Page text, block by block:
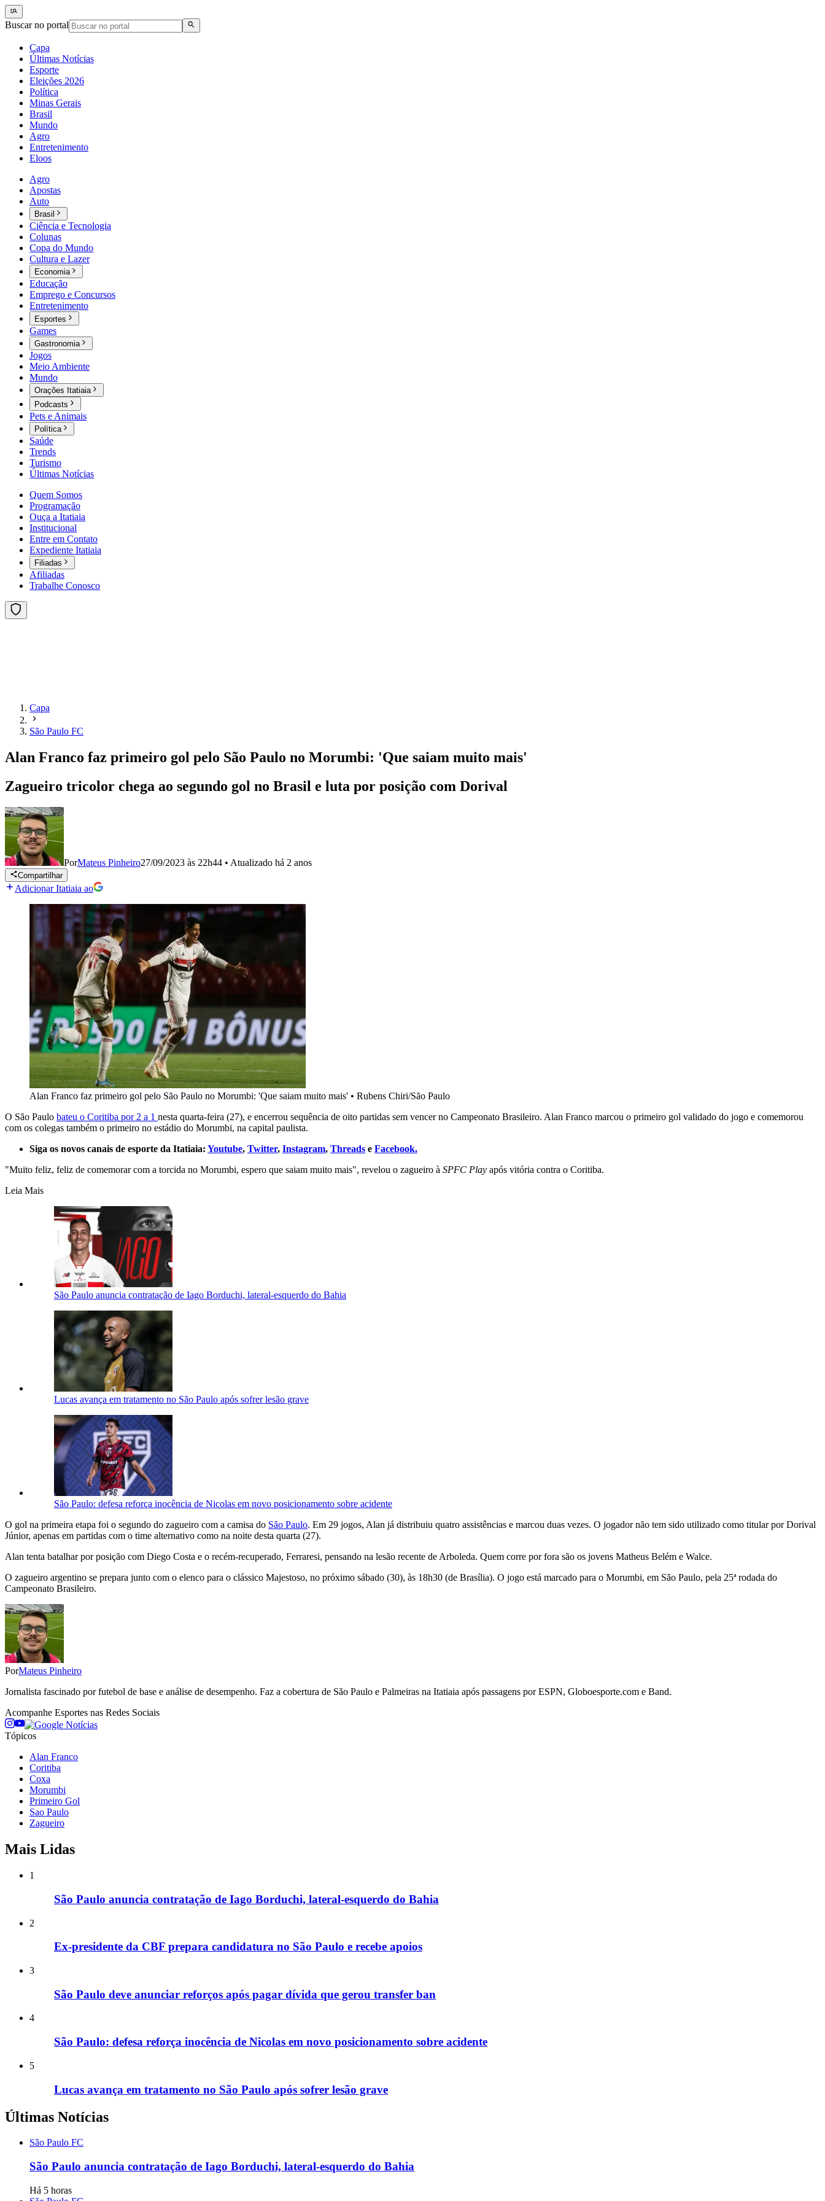
Buscar no portal
Capa
Últimas Notícias
Esporte
Eleições 2026
Política
Minas Gerais
Brasil
Mundo
Agro
Entretenimento
Eloos
Agro
Apostas
Auto
Brasil
Ciência e Tecnologia
Colunas
Copa do Mundo
Cultura e Lazer
Economia
Educação
Emprego e Concursos
Entretenimento
Esportes
Games
Gastronomia
Jogos
Meio Ambiente
Mundo
Orações Itatiaia
Podcasts
Pets e Animais
Política
Saúde
Trends
Turismo
Últimas Notícias
Quem Somos
Programação
Ouça a Itatiaia
Institucional
Entre em Contato
Expediente Itatiaia
Filiadas
Afiliadas
Trabalhe Conosco
Capa
São Paulo FC
Alan Franco faz primeiro gol pelo São Paulo no Morumbi: 'Que saiam muito mais'
Zagueiro tricolor chega ao segundo gol no Brasil e luta por posição com Dorival
PorMateus Pinheiro27/09/2023 às 22h44 • Atualizado há 2 anos
Compartilhar
Adicionar Itatiaia ao
Alan Franco faz primeiro gol pelo São Paulo no Morumbi: 'Que saiam muito mais' • Rubens Chiri/São Paulo
O São Paulo bateu o Coritiba por 2 a 1 nesta quarta-feira (27), e encerrou sequência de oito partidas sem vencer no Campeonato Brasileiro. Alan Franco marcou o primeiro gol validado do jogo e comemorou
com os colegas também o primeiro no estádio do Morumbi, na capital paulista.
Siga os novos canais de esporte da Itatiaia: Youtube, Twitter, Instagram, Threads e Facebook.
"Muito feliz, feliz de comemorar com a torcida no Morumbi, espero que saiam muito mais", revelou o zagueiro à SPFC Play após vitória contra o Coritiba.
Leia Mais
São Paulo anuncia contratação de Iago Borduchi, lateral-esquerdo do Bahia
Lucas avança em tratamento no São Paulo após sofrer lesão grave
São Paulo: defesa reforça inocência de Nicolas em novo posicionamento sobre acidente
O gol na primeira etapa foi o segundo do zagueiro com a camisa do São Paulo. Em 29 jogos, Alan já distribuiu quatro assistências e marcou duas vezes. O jogador não tem sido utilizado como titular por Dorival
Júnior, apenas em partidas com o time alternativo como na noite desta quarta (27).
Alan tenta batalhar por posição com Diego Costa e o recém-recuperado, Ferraresi, pensando na lesão recente de Arboleda. Quem corre por fora são os jovens Matheus Belém e Walce.
O zagueiro argentino se prepara junto com o elenco para o clássico Majestoso, no próximo sábado (30), às 18h30 (de Brasília). O jogo está marcado para o Morumbi, em São Paulo, pela 25ª rodada do
Campeonato Brasileiro.
PorMateus Pinheiro
Jornalista fascinado por futebol de base e análise de desempenho. Faz a cobertura de São Paulo e Palmeiras na Itatiaia após passagens por ESPN, Globoesporte.com e Band.
Acompanhe Esportes nas Redes Sociais
Tópicos
Alan Franco
Coritiba
Coxa
Morumbi
Primeiro Gol
Sao Paulo
Zagueiro
Mais Lidas
1
São Paulo anuncia contratação de Iago Borduchi, lateral-esquerdo do Bahia
2
Ex-presidente da CBF prepara candidatura no São Paulo e recebe apoios
3
São Paulo deve anunciar reforços após pagar dívida que gerou transfer ban
4
São Paulo: defesa reforça inocência de Nicolas em novo posicionamento sobre acidente
5
Lucas avança em tratamento no São Paulo após sofrer lesão grave
Últimas Notícias
São Paulo FC
São Paulo anuncia contratação de Iago Borduchi, lateral-esquerdo do Bahia
Há 5 horas